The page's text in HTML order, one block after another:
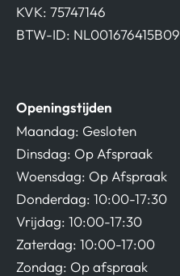
KVK: 75747146
BTW-ID: NL001676415B09
Openingstijden
Maandag: Gesloten
Dinsdag: Op Afspraak
Woensdag: Op Afspraak
Donderdag: 10:00-17:30
Vrijdag: 10:00-17:30
Zaterdag: 10:00-17:00
Zondag: Op afspraak